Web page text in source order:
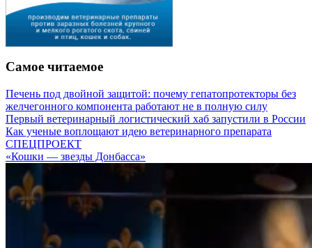
Самое читаемое
Печень под двойной защитой: почему гепатопротекторы без
желчегонного компонента работают не в полную силу
Первый ветеринарный логистический хаб запустили в России
Как ученые воплощают идею ветеринарного препарата
СПЕЦПРОЕКТ
«Кошки — звезды Донбасса»